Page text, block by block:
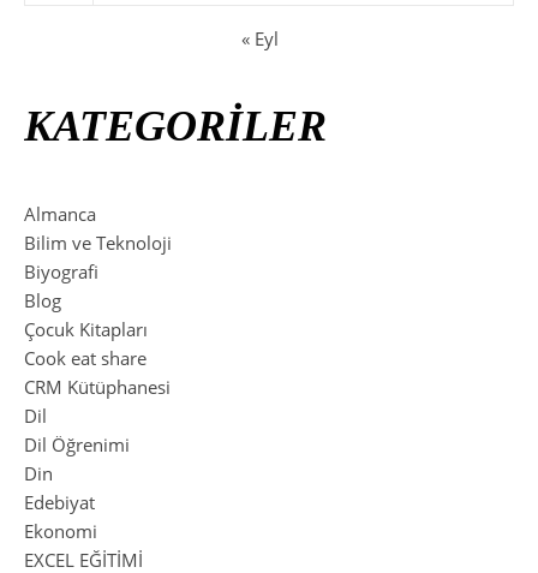
« Eyl
KATEGORİLER
Almanca
Bilim ve Teknoloji
Biyografi
Blog
Çocuk Kitapları
Cook eat share
CRM Kütüphanesi
Dil
Dil Öğrenimi
Din
Edebiyat
Ekonomi
EXCEL EĞİTİMİ